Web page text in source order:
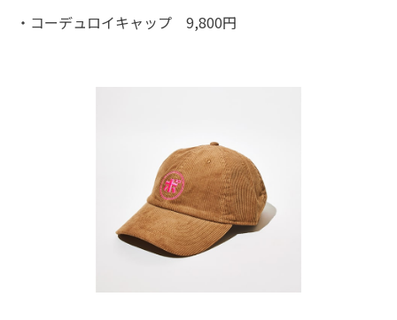
・コーデュロイキャップ 9,800円